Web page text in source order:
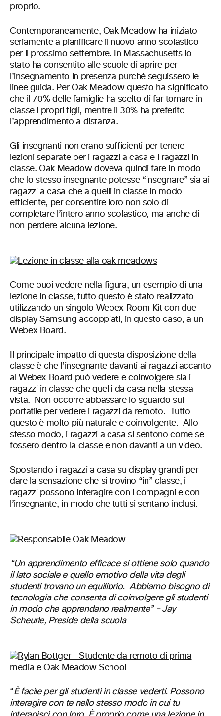
proprio.
Contemporaneamente, Oak Meadow ha iniziato
seriamente a pianificare il nuovo anno scolastico
per il prossimo settembre. In Massachusetts lo
stato ha consentito alle scuole di aprire per
l’insegnamento in presenza purché seguissero le
linee guida. Per Oak Meadow questo ha significato
che il 70% delle famiglie ha scelto di far tornare in
classe i propri figli, mentre il 30% ha preferito
l’apprendimento a distanza.
Gli insegnanti non erano sufficienti per tenere
lezioni separate per i ragazzi a casa e i ragazzi in
classe. Oak Meadow doveva quindi fare in modo
che lo stesso insegnante potesse “insegnare” sia ai
ragazzi a casa che a quelli in classe in modo
efficiente, per consentire loro non solo di
completare l’intero anno scolastico, ma anche di
non perdere alcuna lezione.
Come puoi vedere nella figura, un esempio di una
lezione in classe, tutto questo è stato realizzato
utilizzando un singolo Webex Room Kit con due
display Samsung accoppiati, in questo caso, a un
Webex Board.
Il principale impatto di questa disposizione della
classe è che l’insegnante davanti ai ragazzi accanto
al Webex Board può vedere e coinvolgere sia i
ragazzi in classe che quelli da casa nella stessa
vista. Non occorre abbassare lo sguardo sul
portatile per vedere i ragazzi da remoto. Tutto
questo è molto più naturale e coinvolgente. Allo
stesso modo, i ragazzi a casa si sentono come se
fossero dentro la classe e non davanti a un video.
Spostando i ragazzi a casa su display grandi per
dare la sensazione che si trovino “in” classe, i
ragazzi possono interagire con i compagni e con
l’insegnante, in modo che tutti si sentano inclusi.
“Un apprendimento efficace si ottiene solo quando
il lato sociale e quello emotivo della vita degli
studenti trovano un equilibrio. Abbiamo bisogno di
tecnologia che consenta di coinvolgere gli studenti
in modo che apprendano realmente” – Jay
Scheurle, Preside della scuola
“È facile per gli studenti in classe vederti. Possono
interagire con te nello stesso modo in cui tu